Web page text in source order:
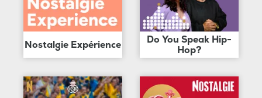
Nostalgie Expérience
Do You Speak Hip-
Hop?